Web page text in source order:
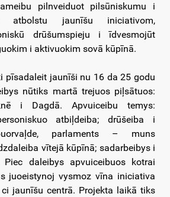
pilnveiduot pilsūniskumu i
atbolstu jaunīšu iniciativom,
drūšumspieju i īdvesmojūt
i aktivuokim sovā kūpīnā.
pīsadaleit jaunīši nu 16 da 25 godu
nūtiks martā trejuos piļsātuos:
i Dagdā. Apvuiceibu temys:
atbiļdeiba; drūšeiba i
parlaments – muns
vītejā kūpīnā; sadarbeibys i
Piec daleibys apvuiceibuos kotrai
juoeistynoj vysmoz vīna iniciativa
jaunīšu centrā. Projekta laikā tiks